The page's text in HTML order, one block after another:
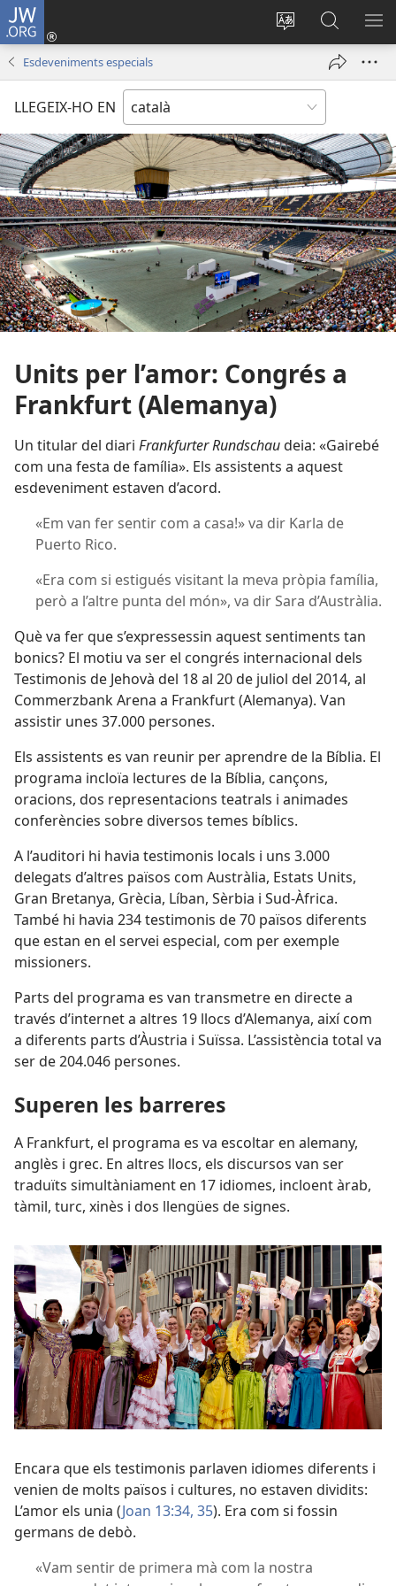
JW.ORG
Canvia
d’idioma
Inicia
sessió
finestra
Cerca
jw.org
Esdeveniments especials
LLEGEIX-HO EN
Units per l’amor: Congrés a
Frankfurt (Alemanya)
Un titular del diari Frankfurter Rundschaudeia: «Gairebé
com una festa de família». Els assistents a aquest
esdeveniment estaven d’acord.
«Em van fer sentir com a casa!» va dir Karla de
Puerto Rico.
«Era com si estigués visitant la meva pròpia família,
però a l’altre punta del món», va dir Sara d’Austràlia.
Què va fer que s’expressessin aquest sentiments tan
bonics? El motiu va ser el congrés internacional dels
Testimonis de Jehovà del 18 al 20 de juliol del 2014, al
Commerzbank Arena a Frankfurt (Alemanya). Van
assistir unes 37.000 persones.
Els assistents es van reunir per aprendre de la Bíblia. El
programa incloïa lectures de la Bíblia, cançons,
oracions, dos representacions teatrals i animades
conferències sobre diversos temes bíblics.
A l’auditori hi havia testimonis locals i uns 3.000
delegats d’altres països com Austràlia, Estats Units,
Gran Bretanya, Grècia, Líban, Sèrbia i Sud-Àfrica.
També hi havia 234 testimonis de 70 països diferents
que estan en el servei especial, com per exemple
missioners.
Parts del programa es van transmetre en directe a
través d’internet a altres 19 llocs d’Alemanya, així com
a diferents parts d’Àustria i Suïssa. L’assistència total va
ser de 204.046 persones.
Superen les barreres
A Frankfurt, el programa es va escoltar en alemany,
anglès i grec. En altres llocs, els discursos van ser
traduïts simultàniament en 17 idiomes, incloent àrab,
tàmil, turc, xinès i dos llengües de signes.
Encara que els testimonis parlaven idiomes diferents i
venien de molts països i cultures, no estaven dividits:
L’amor els unia (Joan 13:34, 35). Era com si fossin
germans de debò.
«Vam sentir de primera mà com la nostra